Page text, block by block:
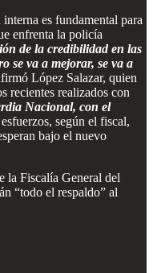
es fundamental para
enfrenta la policía
de la credibilidad en las
se va a mejorar, se va a
López Salazar, quien
recientes realizados con
Nacional, con el
según el fiscal,
bajo el nuevo
la Fiscalía General del
“todo el respaldo” al